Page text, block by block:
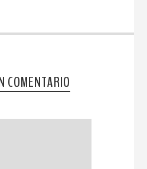
COMENTARIO